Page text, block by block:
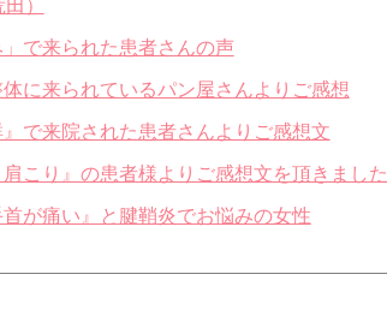
）
」で来られた患者さんの声
体に来られているパン屋さんよりご感想
』で来院された患者さんよりご感想文
肩こり』の患者様よりご感想文を頂きました
首が痛い』と腱鞘炎でお悩みの女性